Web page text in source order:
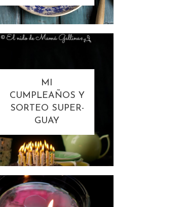
MI
CUMPLEAÑOS Y
SORTEO SUPER-
GUAY